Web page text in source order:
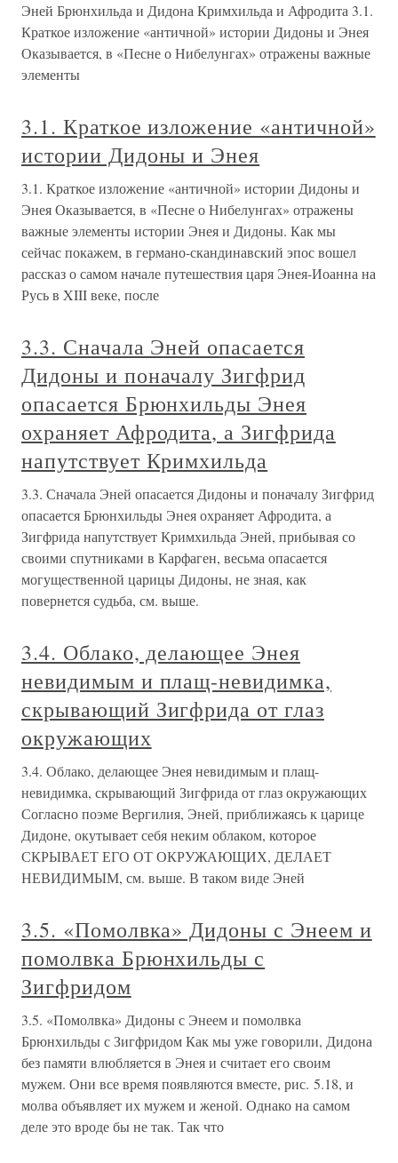
Эней Брюнхильда и Дидона Кримхильда и Афродита 3.1.
Краткое изложение «античной» истории Дидоны и Энея
Оказывается, в «Песне о Нибелунгах» отражены важные
элементы
3.1. Краткое изложение «античной»
истории Дидоны и Энея
3.1. Краткое изложение «античной» истории Дидоны и
Энея Оказывается, в «Песне о Нибелунгах» отражены
важные элементы истории Энея и Дидоны. Как мы
сейчас покажем, в германо-скандинавский эпос вошел
рассказ о самом начале путешествия царя Энея-Иоанна на
Русь в XIII веке, после
3.3. Сначала Эней опасается
Дидоны и поначалу Зигфрид
опасается Брюнхильды Энея
охраняет Афродита, а Зигфрида
напутствует Кримхильда
3.3. Сначала Эней опасается Дидоны и поначалу Зигфрид
опасается Брюнхильды Энея охраняет Афродита, а
Зигфрида напутствует Кримхильда Эней, прибывая со
своими спутниками в Карфаген, весьма опасается
могущественной царицы Дидоны, не зная, как
повернется судьба, см. выше.
3.4. Облако, делающее Энея
невидимым и плащ-невидимка,
скрывающий Зигфрида от глаз
окружающих
3.4. Облако, делающее Энея невидимым и плащ-
невидимка, скрывающий Зигфрида от глаз окружающих
Согласно поэме Вергилия, Эней, приближаясь к царице
Дидоне, окутывает себя неким облаком, которое
СКРЫВАЕТ ЕГО ОТ ОКРУЖАЮЩИХ, ДЕЛАЕТ
НЕВИДИМЫМ, см. выше. В таком виде Эней
3.5. «Помолвка» Дидоны с Энеем и
помолвка Брюнхильды с
Зигфридом
3.5. «Помолвка» Дидоны с Энеем и помолвка
Брюнхильды с Зигфридом Как мы уже говорили, Дидона
без памяти влюбляется в Энея и считает его своим
мужем. Они все время появляются вместе, рис. 5.18, и
молва объявляет их мужем и женой. Однако на самом
деле это вроде бы не так. Так что